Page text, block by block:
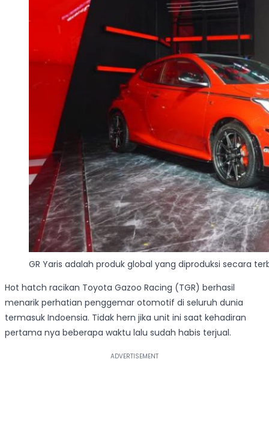
GR Yaris adalah produk global yang diproduksi secara
Hot hatch racikan Toyota Gazoo Racing (TGR) berhasil
menarik perhatian penggemar otomotif di seluruh dunia
termasuk Indoensia. Tidak hern jika unit ini saat kehadiran
pertama nya beberapa waktu lalu sudah habis terjual.